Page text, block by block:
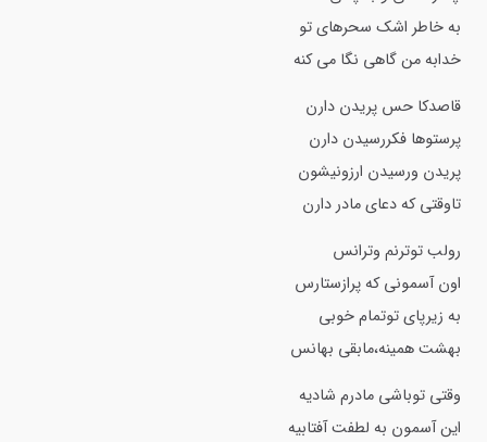
به خاطر اشک سحرهای تو
خدابه من گاهی نگا می کنه
قاصدکا حس پریدن دارن
پرستوها فکررسیدن دارن
پریدن ورسیدن ارزونیشون
تاوقتی که دعای مادر دارن
رولب توترنم وترانس
اون آسمونی که پرازستارس
به زیرپای توتمام خوبی
بهشت همینه،مابقی بهانس
وقتی توباشی مادرم شادیه
این آسمون به لطفت آفتابیه